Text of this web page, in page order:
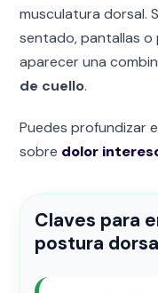
musculatura dorsal.
sentado, pantallas o
aparecer una
de cuello.
Puedes profundizar
sobre dolor
Claves para
postura